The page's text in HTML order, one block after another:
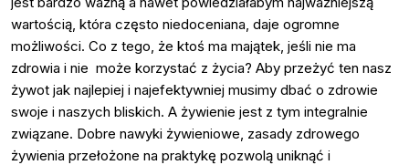
wartością, która często niedoceniana, daje ogromne
możliwości. Co z tego, że ktoś ma majątek, jeśli nie ma
zdrowia i nie może korzystać z życia? Aby przeżyć ten nasz
żywot jak najlepiej i najefektywniej musimy dbać o zdrowie
swoje i naszych bliskich. A żywienie jest z tym integralnie
związane. Dobre nawyki żywieniowe, zasady zdrowego
żywienia przełożone na praktykę pozwolą uniknąć i